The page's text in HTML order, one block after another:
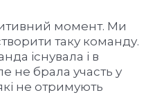
момент. Ми
таку команду.
існувала і в
не брала участь у
не отримують